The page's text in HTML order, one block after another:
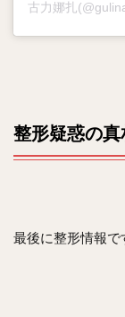
古力娜扎
整形疑惑の真
最後に整形情報で